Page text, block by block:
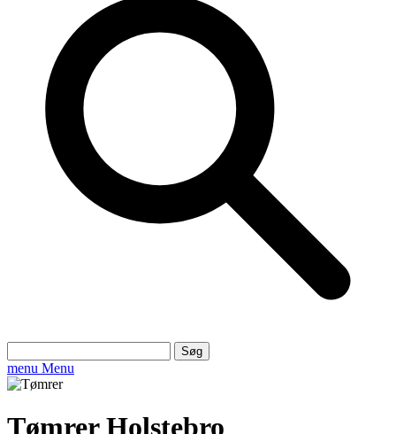
efter:
menu Menu
Tømrer Holstebro